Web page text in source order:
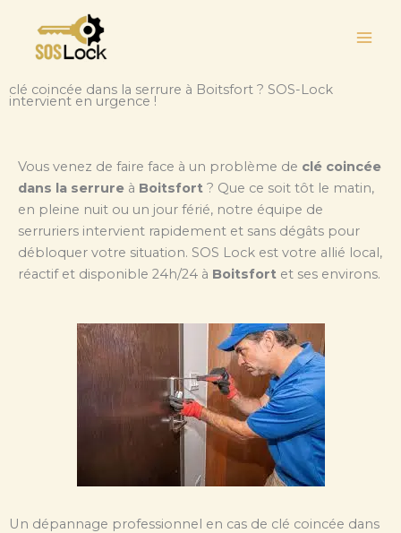
contenu
clé coincée dans la serrure à Boitsfort ? SOS-Lock
intervient en urgence !
Vous venez de faire face à un problème de clé coincée
dans la serrure à Boitsfort ? Que ce soit tôt le matin,
en pleine nuit ou un jour férié, notre équipe de
serruriers intervient rapidement et sans dégâts pour
débloquer votre situation. SOS Lock est votre allié local,
réactif et disponible 24h/24 à Boitsfort et ses environs.
Un dépannage professionnel en cas de clé coincée dans